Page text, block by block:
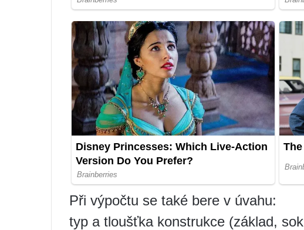
Při výpočtu se také bere v úvahu:
typ a tloušťka konstrukce (základ,